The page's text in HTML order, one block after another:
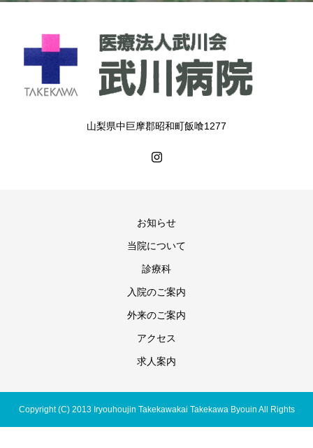
山梨県中巨摩郡昭和町飯喰1277
お知らせ
当院について
診療科
入院のご案内
外来のご案内
アクセス
求人案内
Copyright (C) 2013 Iryouhoujin Takekawakai Takekawa Byouin All Rights